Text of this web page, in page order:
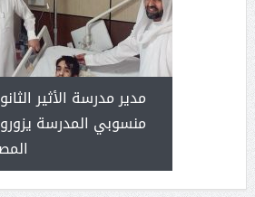
مدير مدرسة الأثير
منسوبي المدرسة
) .. ميراث